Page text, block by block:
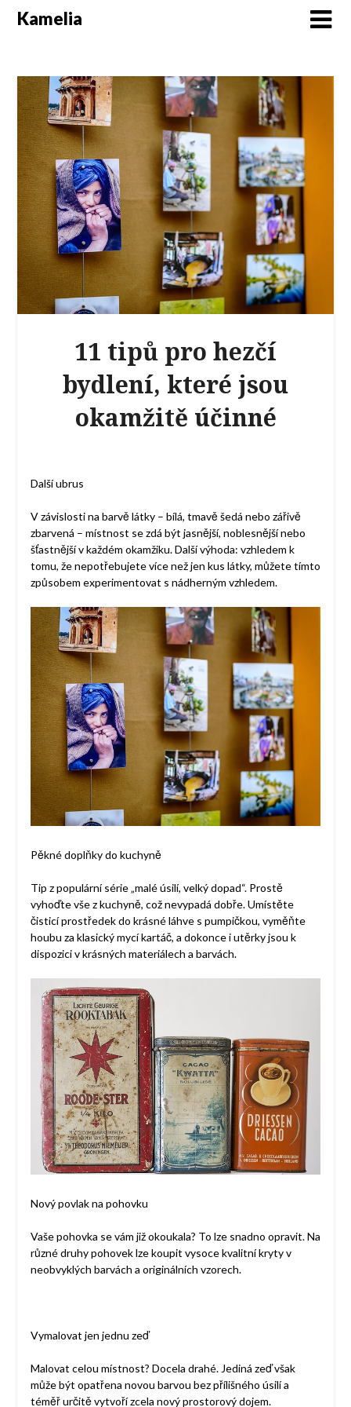
Kamelia
11 tipů pro hezčí
bydlení, které jsou
okamžitě účinné
Další ubrus
V závislosti na barvě látky – bílá, tmavě šedá nebo zářivě
zbarvená – místnost se zdá být jasnější, noblesnější nebo
šťastnější v každém okamžiku. Další výhoda: vzhledem k
tomu, že nepotřebujete více než jen kus látky, můžete tímto
způsobem experimentovat s nádherným vzhledem.
Pěkné doplňky do kuchyně
Tip z populární série „malé úsilí, velký dopad“. Prostě
vyhoďte vše z kuchyně, což nevypadá dobře. Umístěte
čisticí prostředek do krásné láhve s pumpičkou, vyměňte
houbu za klasický mycí kartáč, a dokonce i utěrky jsou k
dispozici v krásných materiálech a barvách.
Nový povlak na pohovku
Vaše pohovka se vám již okoukala? To lze snadno opravit. Na
různé druhy pohovek lze koupit vysoce kvalitní kryty v
neobvyklých barvách a originálních vzorech.
Vymalovat jen jednu zeď
Malovat celou místnost? Docela drahé. Jediná zeď však
může být opatřena novou barvou bez přílišného úsilí a
téměř určitě vytvoří zcela nový prostorový dojem.